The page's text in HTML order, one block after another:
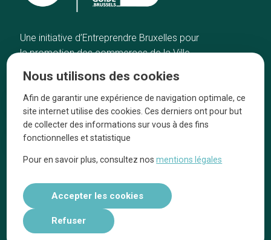
Une initiative d’Entreprendre Bruxelles pour
la promotion des commerces de la Ville
Accueil
Bonnes adresses
Quartiers
Blog
Tops 10
Artisans
A propos
On parle de nous
Nous utilisons des cookies
Afin de garantir une expérience de navigation optimale, ce
site internet utilise des cookies. Ces derniers ont pour but
de collecter des informations sur vous à des fins
fonctionnelles et statistique
Pour en savoir plus, consultez nosmentions légales
Accepter les cookies
Refuser